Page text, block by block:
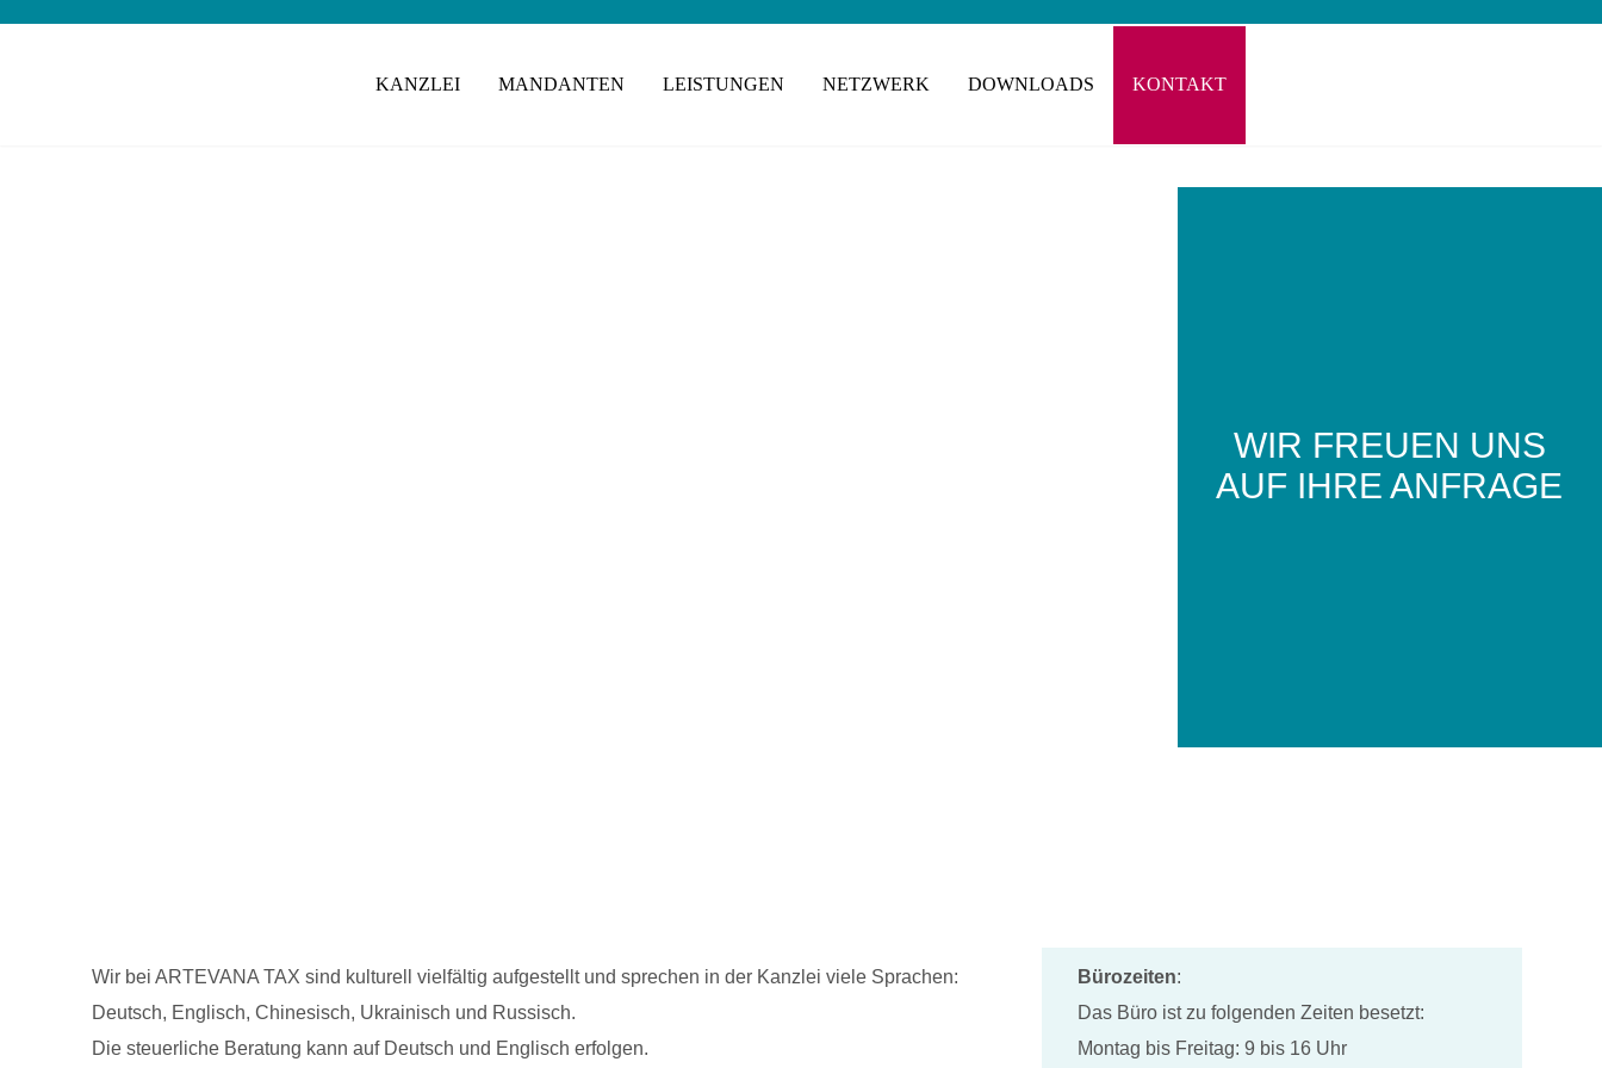
KANZLEI MANDANTEN LEISTUNGEN NETZWERK DOWNLOADS KONTAKT
WIR FREUEN UNS
AUF IHRE ANFRAGE
Wir bei ARTEVANA TAX sind kulturell vielfältig aufgestellt und sprechen in der Kanzlei viele Sprachen:
Deutsch, Englisch, Chinesisch, Ukrainisch und Russisch.
Die steuerliche Beratung kann auf Deutsch und Englisch erfolgen.
Bürozeiten:
Das Büro ist zu folgenden Zeiten besetzt:
Montag bis Freitag: 9 bis 16 Uhr